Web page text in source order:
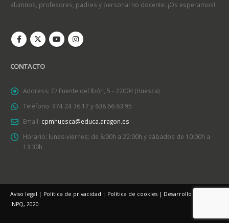
alumnos, profesores, padres y personal no docente. ¡Os esperamos!
CONTACTO
Address: C/ Fuente del Ibón, 5 - 22004 (Huesca)
Teléfono: 974 24 36 17 y 638 66 63 95
Email: cpmhuesca@educa.aragon.es
Horario: lunes-viernes: de 8:00h a 22:00h y sábados de 10:00h a
13:30h
Aviso legal | Política de privacidad | Política de cookies | Desarrollo Web:
INPQ, 2020